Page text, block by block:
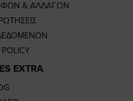
& ΑΛΛΑΓΩΝ
POLICY
EXTRA